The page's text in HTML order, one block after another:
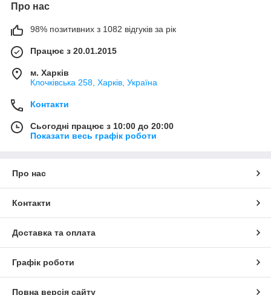
Про нас
98% позитивних з 1082 відгуків за рік
Працює з 20.01.2015
м. Харків
Клочкiвська 258, Харків, Україна
Контакти
Сьогодні працює з 10:00 до 20:00
Показати весь графік роботи
Про нас
Контакти
Доставка та оплата
Графік роботи
Повна версія сайту